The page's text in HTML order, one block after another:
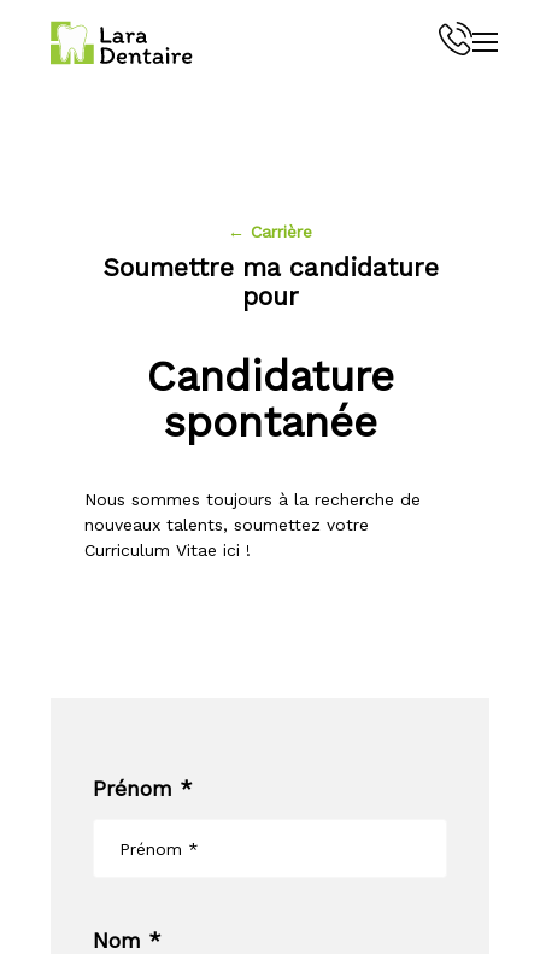
Menu
← Carrière
Soumettre ma candidature
pour
Candidature
spontanée
Nous sommes toujours à la recherche de
nouveaux talents, soumettez votre
Curriculum Vitae ici !
Prénom *
Nom *